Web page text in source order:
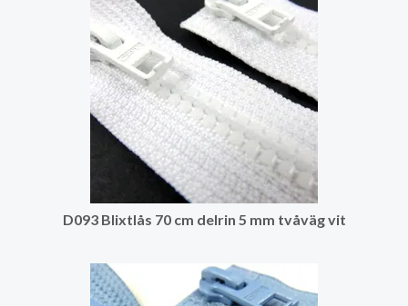
D093 Blixtlås 70 cm delrin 5 mm tvåväg vit